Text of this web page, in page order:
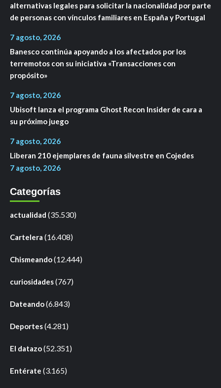
alternativas legales para solicitar la nacionalidad por parte
de personas con vínculos familiares en España y Portugal
7 agosto, 2026
Banesco continúa apoyando a los afectados por los
terremotos con su iniciativa «Transacciones con
propósito»
7 agosto, 2026
Ubisoft lanza el programa Ghost Recon Insider de cara a
su próximo juego
7 agosto, 2026
Liberan 210 ejemplares de fauna silvestre en Cojedes
7 agosto, 2026
Categorías
actualidad (35.530)
Cartelera (16.408)
Chismeando(12.444)
curiosidades(767)
Dateando(6.843)
Deportes(4.281)
El datazo(52.351)
Entérate (3.165)